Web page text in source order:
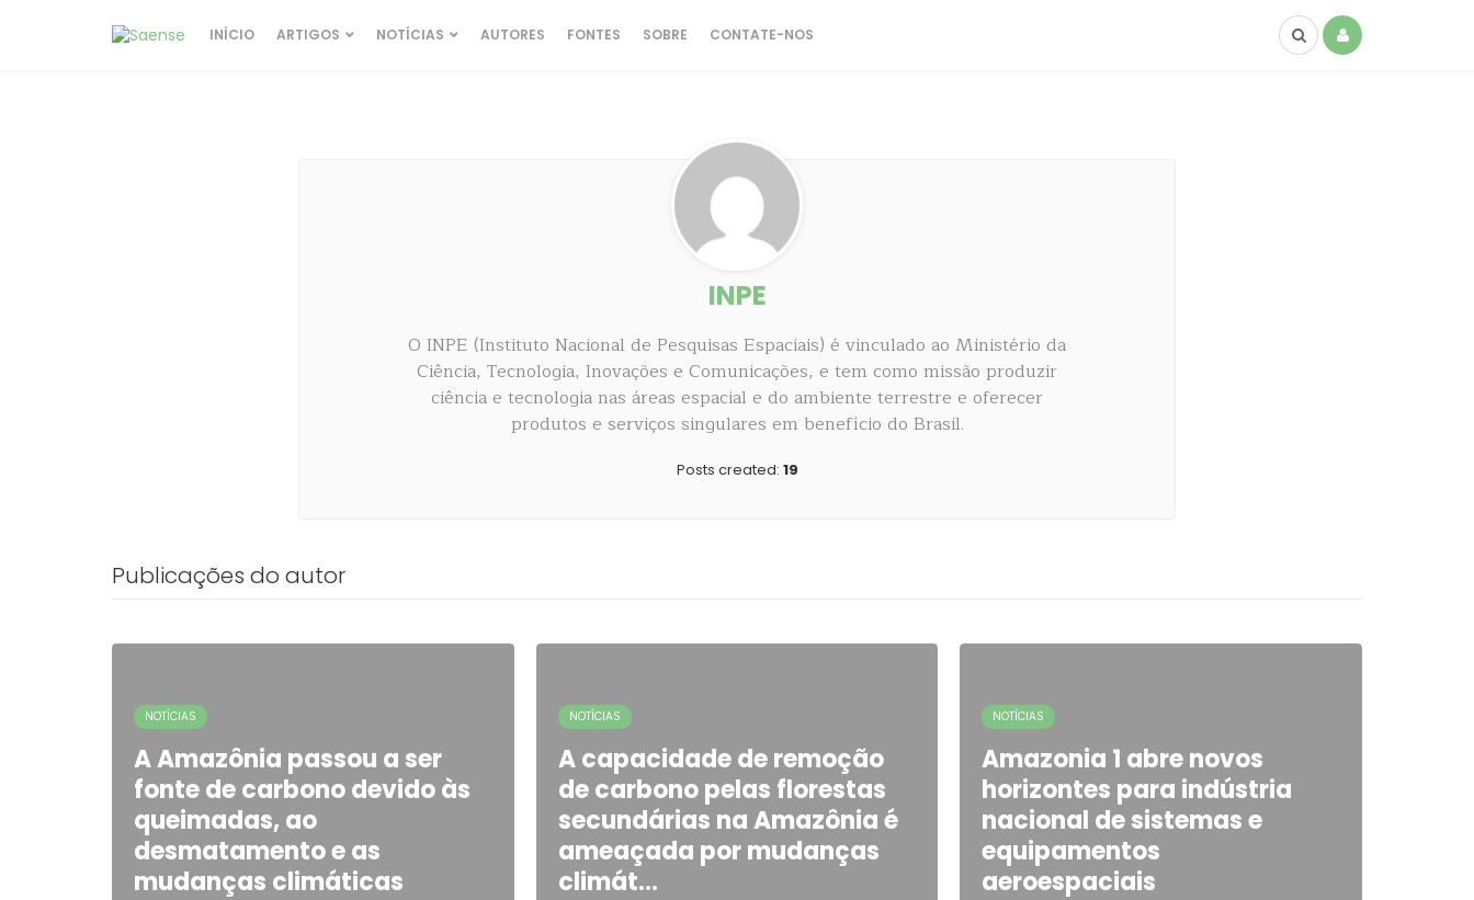
INÍCIO ARTIGOS NOTÍCIAS AUTORES FONTES SOBRE CONTATE-NOS
INPE
O INPE (Instituto Nacional de Pesquisas Espaciais) é vinculado ao Ministério da
Ciência, Tecnologia, Inovações e Comunicações, e tem como missão produzir
ciência e tecnologia nas áreas espacial e do ambiente terrestre e oferecer
produtos e serviços singulares em benefício do Brasil.
Posts created: 19
Publicações do autor
NOTÍCIAS
A Amazônia passou a ser
fonte de carbono devido às
queimadas, ao
desmatamento e as
mudanças climáticas
NOTÍCIAS
A capacidade de remoção
de carbono pelas florestas
secundárias na Amazônia é
ameaçada por mudanças
climát…
NOTÍCIAS
Amazonia 1 abre novos
horizontes para indústria
nacional de sistemas e
equipamentos
aeroespaciais